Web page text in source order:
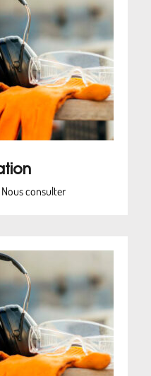
Nous consulter